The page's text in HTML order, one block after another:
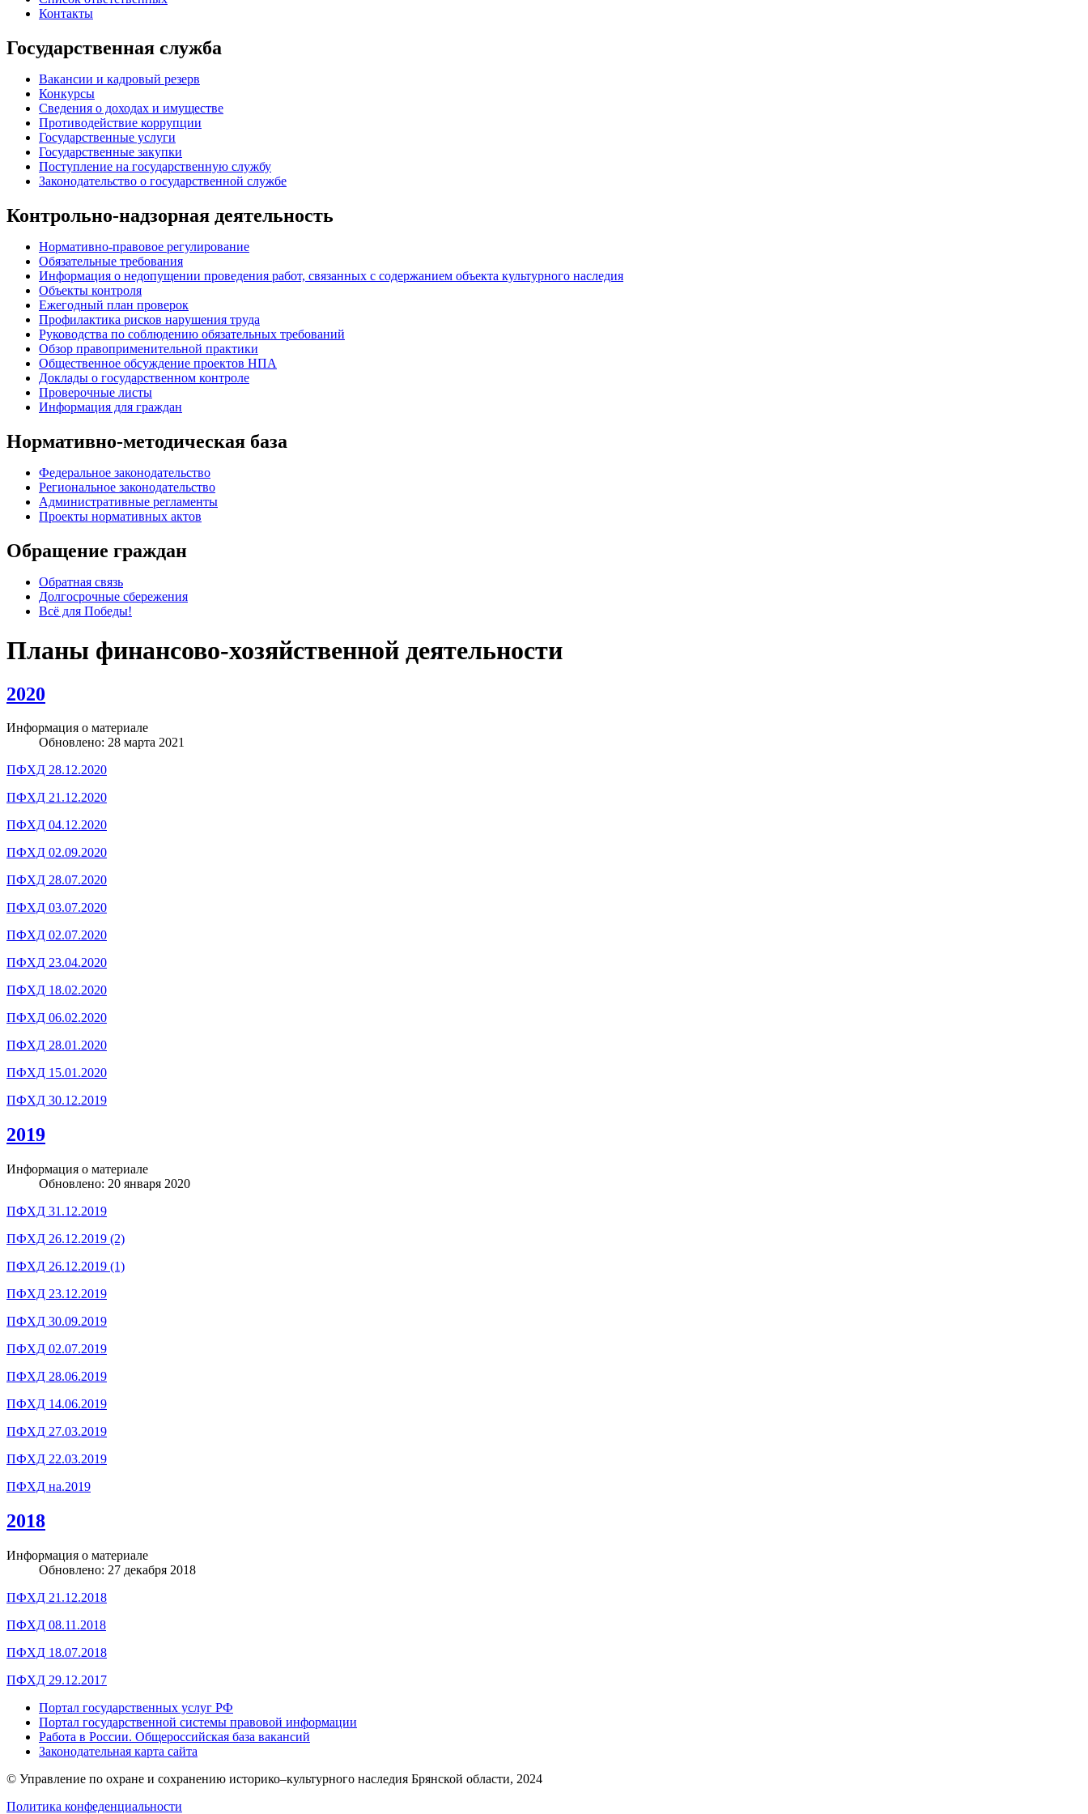
Контакты
Государственная служба
Вакансии и кадровый резерв
Конкурсы
Сведения о доходах и имуществе
Противодействие коррупции
Государственные услуги
Государственные закупки
Поступление на государственную службу
Законодательство о государственной службе
Контрольно-надзорная деятельность
Нормативно-правовое регулирование
Обязательные требования
Информация о недопущении проведения работ, связанных с содержанием объекта культурного наследия
Объекты контроля
Ежегодный план проверок
Профилактика рисков нарушения труда
Руководства по соблюдению обязательных требований
Обзор правоприменительной практики
Общественное обсуждение проектов НПА
Доклады о государственном контроле
Проверочные листы
Информация для граждан
Нормативно-методическая база
Федеральное законодательство
Региональное законодательство
Административные регламенты
Проекты нормативных актов
Обращение граждан
Обратная связь
Долгосрочные сбережения
Всё для Победы!
Планы финансово-хозяйственной деятельности
2020
Информация о материале
Обновлено: 28 марта 2021
ПФХД 28.12.2020
ПФХД 21.12.2020
ПФХД 04.12.2020
ПФХД 02.09.2020
ПФХД 28.07.2020
ПФХД 03.07.2020
ПФХД 02.07.2020
ПФХД 23.04.2020
ПФХД 18.02.2020
ПФХД 06.02.2020
ПФХД 28.01.2020
ПФХД 15.01.2020
ПФХД 30.12.2019
2019
Информация о материале
Обновлено: 20 января 2020
ПФХД 31.12.2019
ПФХД 26.12.2019 (2)
ПФХД 26.12.2019 (1)
ПФХД 23.12.2019
ПФХД 30.09.2019
ПФХД 02.07.2019
ПФХД 28.06.2019
ПФХД 14.06.2019
ПФХД 27.03.2019
ПФХД 22.03.2019
ПФХД на.2019
2018
Информация о материале
Обновлено: 27 декабря 2018
ПФХД 21.12.2018
ПФХД 08.11.2018
ПФХД 18.07.2018
ПФХД 29.12.2017
Портал государственных услуг РФ
Портал государственной системы правовой информации
Работа в России. Общероссийская база вакансий
Законодательная карта сайта
© Управление по охране и сохранению историко–культурного наследия Брянской области, 2024
Политика конфеденциальности